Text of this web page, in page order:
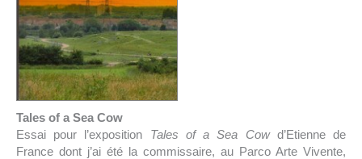
Tales of a Sea Cow
Essai pour l’exposition Tales of a Sea Cow d’Etienne de
France dont j’ai été la commissaire, au Parco Arte Vivente,